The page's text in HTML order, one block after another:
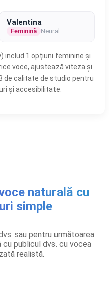
Valentina
Feminină Neural
includ 1 opțiuni feminine și
voce, ajustează viteza și
de calitate de studio pentru
și accesibilitate.
naturală cu
simple
sau pentru următoarea
publicul dvs. cu vocea
realistă.